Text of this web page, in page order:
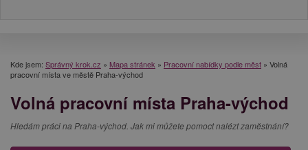
Kde jsem: Správný krok.cz » Mapa stránek » Pracovní nabídky podle měst » Volná
pracovní místa ve městě Praha-východ
Volná pracovní místa Praha-východ
Hledám práci na Praha-východ. Jak mi můžete pomoct nalézt zaměstnání?